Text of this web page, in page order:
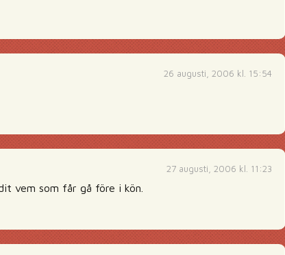
26 augusti, 2006 kl. 15:54
27 augusti, 2006 kl. 11:23
vem som får gå före i kön.